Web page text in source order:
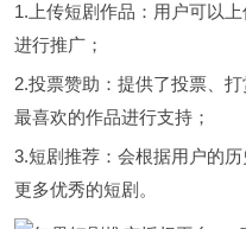
1.上传短剧作品：用户可以
进行推广；
2.投票赞助：提供了投票、
最喜欢的作品进行支持；
3.短剧推荐：会根据用户的
更多优秀的短剧。